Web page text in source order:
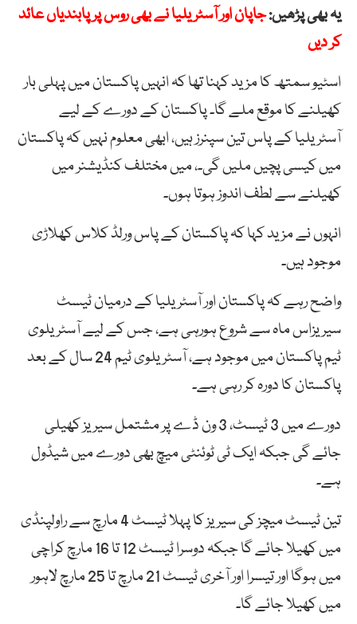
یہ بھی پڑھیں:جاپان اور آسٹریلیا نے بھی روس پر پابندیاں عائد
کر دیں
اسٹیو سمتھ کا مزید کہنا تھا کہ انہیں پاکستان میں پہلی بار
کھیلنے کا موقع ملے گا۔ پاکستان کے دورے کے لیے
آسٹریلیا کے پاس تین سپنرز ہیں، ابھی معلوم نہیں کہ پاکستان
میں کیسی پچیں ملیں گی۔، میں مختلف کنڈیشنر میں
کھیلنے سے لطف اندوز ہوتا ہوں۔
انہوں نے مزید کہا کہ پاکستان کے پاس ورلڈ کلاس کھلاڑی
موجود ہیں۔
واضح رہے کہ پاکستان اور آسٹریلیا کے درمیان ٹیسٹ
سیریزاس ماہ سے شروع ہورہی ہے، جس کے لیے آسٹریلوی
ٹیم پاکستان میں موجود ہے، آسٹریلوی ٹیم 24 سال کے بعد
پاکستان کا دورہ کر رہی ہے۔
دورے میں 3 ٹیسٹ، 3 ون ڈے پر مشتمل سیریز کھیلی
جائے گی جبکہ ایک ٹی ٹوئنٹی میچ بھی دورے میں شیڈول
ہے۔
تین ٹیسٹ میچز کی سیریز کا پہلا ٹیسٹ 4 مارچ سے راولپنڈی
میں کھیلا جائے گا جبکہ دوسرا ٹیسٹ 12 تا 16 مارچ کراچی
میں ہوگا اور تیسرا اور آخری ٹیسٹ 21 مارچ تا 25 مارچ لاہور
میں کھیلا جائے گا۔